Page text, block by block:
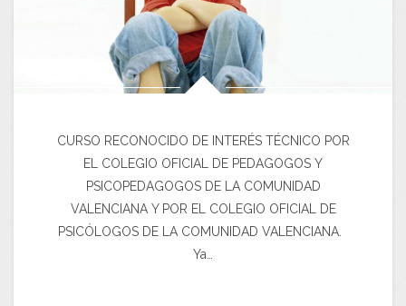
CURSO RECONOCIDO DE INTERÉS TÉCNICO POR
EL COLEGIO OFICIAL DE PEDAGOGOS Y
PSICOPEDAGOGOS DE LA COMUNIDAD
VALENCIANA Y POR EL COLEGIO OFICIAL DE
PSICÓLOGOS DE LA COMUNIDAD VALENCIANA.
Ya…